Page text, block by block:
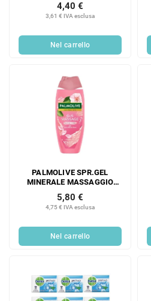
3,61 € IVA esclusa
4,40 €
Nel carrello
PALMOLIVE SPR.GEL
MINERALE MASSAGGIO
DELICATO 500 ML
4,75 € IVA esclusa
5,80 €
Nel carrello